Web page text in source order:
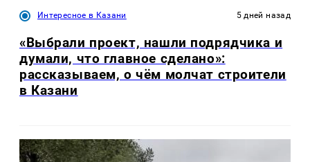
Интересное в Казани 5 дней назад
«Выбрали проект, нашли подрядчика и
думали, что главное сделано»:
рассказываем, о чём молчат строители
в Казани